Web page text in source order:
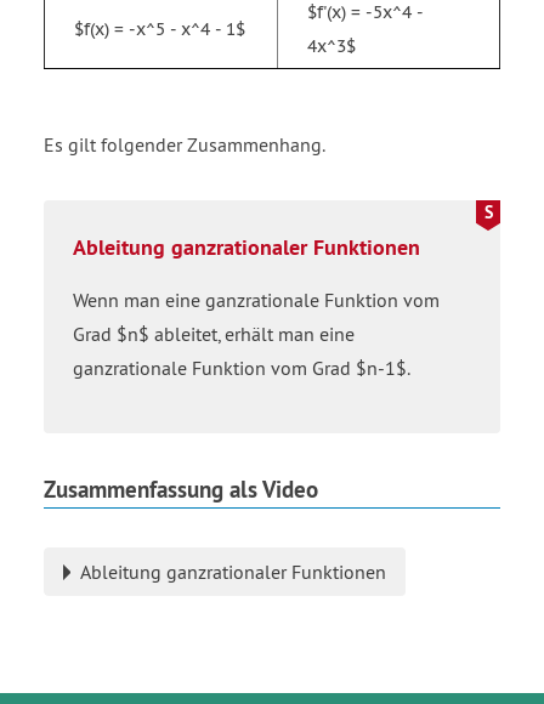
$f(x) = -x^5 - x^4 - 1$
$f'(x) = -5x^4 -
4x^3$
Es gilt folgender Zusammenhang.
Ableitung ganzrationaler Funktionen
Wenn man eine ganzrationale Funktion vom
Grad $n$ ableitet, erhält man eine
ganzrationale Funktion vom Grad $n-1$.
Zusammenfassung als Video
Ableitung ganzrationaler Funktionen